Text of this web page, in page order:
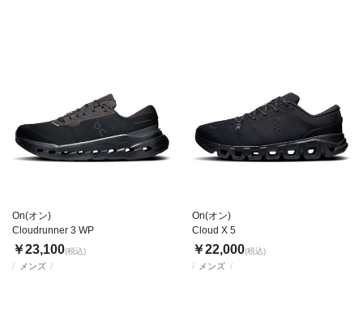
メンズ
On(オン)
Cloudrunner 3 WP
￥23,100(税込)
メンズ
On(オン)
Cloud X 5
￥22,000(税込)